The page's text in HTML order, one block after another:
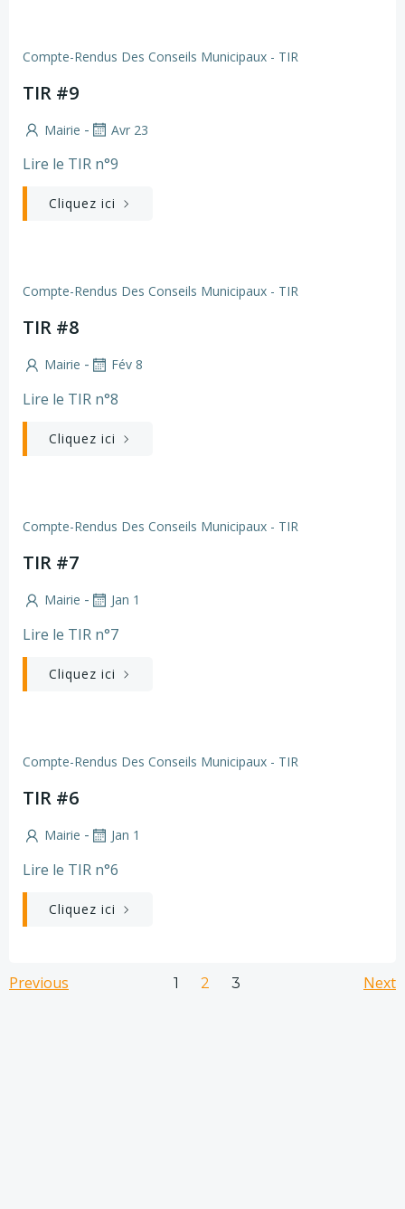
Compte-Rendus Des Conseils Municipaux - TIR
TIR #9
Mairie - Avr 23
Lire le TIR n°9
Cliquez ici
Compte-Rendus Des Conseils Municipaux - TIR
TIR #8
Mairie - Fév 8
Lire le TIR n°8
Cliquez ici
Compte-Rendus Des Conseils Municipaux - TIR
TIR #7
Mairie - Jan 1
Lire le TIR n°7
Cliquez ici
Compte-Rendus Des Conseils Municipaux - TIR
TIR #6
Mairie - Jan 1
Lire le TIR n°6
Cliquez ici
Posts
Previous Page
1 Page
2 Page
3 Next